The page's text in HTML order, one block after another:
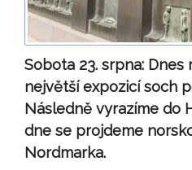
Sobota 23. srpna: Dnes
největší expozicí soch
Následně vyrazíme do
dne se projdeme
Nordmarka.